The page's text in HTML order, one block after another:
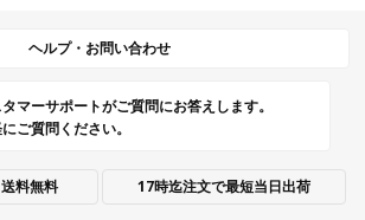
ヘルプ・お問い合わせ
マーサポートがご質問にお答えします。
ご質問ください。
料無料 17時迄注文で最短当日出荷